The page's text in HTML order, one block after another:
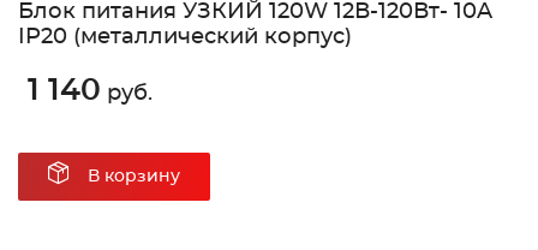
Блок питания УЗКИЙ 120W 12В-120Вт- 10A
IP20 (металлический корпус)
1 140 руб.
В корзину